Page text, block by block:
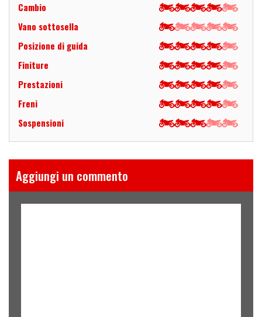
Cambio
Vano sottosella
Posizione di guida
Finiture
Prestazioni
Freni
Sospensioni
Aggiungi un commento